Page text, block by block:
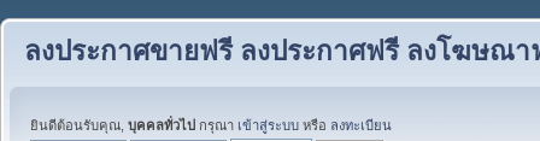
ลงประกาศขายฟรี ลงประกาศฟรี ลงโฆษณ
ยินดีต้อนรับคุณ, บุคคลทั่วไป กรุณา เข้าสู่ระบบ หรือ ลงทะเบียน